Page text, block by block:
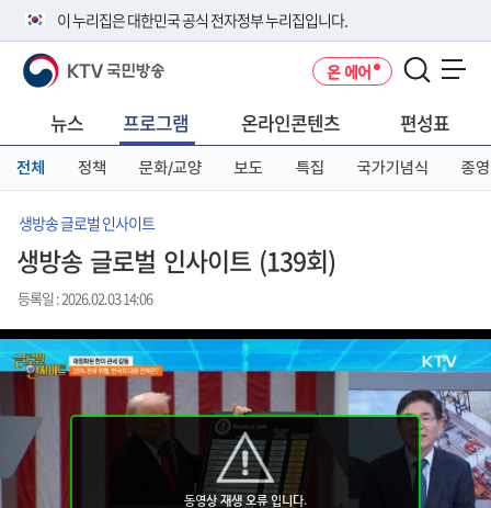
이 누리집은 대한민국 공식 전자정부 누리집입니다.
공식 누리집 주소 확인하기
니다.
이밖에 or.kr 또는 .kr등 다른 도메인 주소를 사용하고 있다면 아래 URL에
서 도메인 주소를 확인해 보세요
KTV 국민방송 온 에어
뉴스 프로그램 온라인콘텐츠 편성표
전체 정책 문화/교양 보도 특집 국가기념식 종영
생방송 글로벌 인사이트
생방송 글로벌 인사이트 (139회)
등록일 : 2026.02.03 14:06